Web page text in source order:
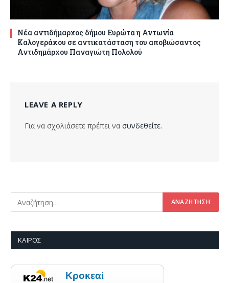
Νέα αντιδήμαρχος δήμου Ευρώτα η Αντωνία
Καλογεράκου σε αντικατάσταση του αποβιώσαντος
Αντιδημάρχου Παναγιώτη Πολολού
LEAVE A REPLY
Για να σχολιάσετε πρέπει να συνδεθείτε.
ΚΑΙΡΌΣ